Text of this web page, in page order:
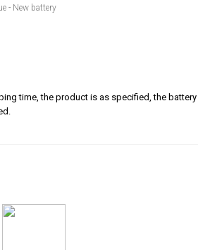
- New battery
time, the product is as specified, the